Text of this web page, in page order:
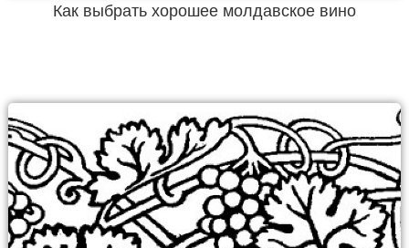
Как выбрать хорошее молдавское вино